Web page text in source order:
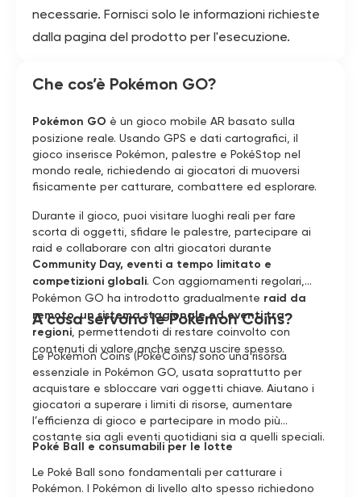
necessarie. Fornisci solo le informazioni richieste
dalla pagina del prodotto per l'esecuzione.
Che cos’è Pokémon GO?
Pokémon GO è un gioco mobile AR basato sulla
posizione reale. Usando GPS e dati cartografici, il
gioco inserisce Pokémon, palestre e PokéStop nel
mondo reale, richiedendo ai giocatori di muoversi
fisicamente per catturare, combattere ed esplorare.
Durante il gioco, puoi visitare luoghi reali per fare
scorta di oggetti, sfidare le palestre, partecipare ai
raid e collaborare con altri giocatori durante
Community Day, eventi a tempo limitato e
competizioni globali. Con aggiornamenti regolari,
Pokémon GO ha introdotto gradualmente raid da
remoto, un sistema stagionale ed eventi tra
regioni , permettendoti di restare coinvolto con
contenuti di valore anche senza uscire spesso.
A cosa servono le Pokémon Coins?
Le Pokémon Coins (PokéCoins) sono una risorsa
essenziale in Pokémon GO, usata soprattutto per
acquistare e sbloccare vari oggetti chiave. Aiutano i
giocatori a superare i limiti di risorse, aumentare
l’efficienza di gioco e partecipare in modo più
costante sia agli eventi quotidiani sia a quelli speciali.
Poké Ball e consumabili per le lotte
Le Poké Ball sono fondamentali per catturare i
Pokémon. I Pokémon di livello alto spesso richiedono